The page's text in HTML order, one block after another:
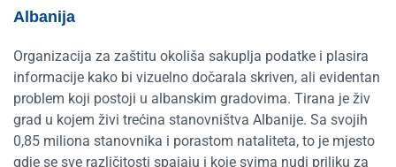
Albanija
Organizacija za zaštitu okoliša sakuplja podatke i plasira
informacije kako bi vizuelno dočarala skriven, ali evidentan
problem koji postoji u albanskim gradovima. Tirana je živ
grad u kojem živi trećina stanovništva Albanije. Sa svojih
0,85 miliona stanovnika i porastom nataliteta, to je mjesto
gdje se sve različitosti spajaju i koje svima nudi priliku za